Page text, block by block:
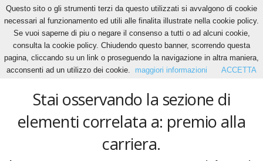
Home Tags Premio alla carriera
premio alla carriera
Stai osservando la sezione di
elementi correlata a: premio alla
carriera.
Questo sito o gli strumenti terzi da questo utilizzati si avvalgono di cookie
necessari al funzionamento ed utili alle finalita illustrate nella cookie policy.
Se vuoi saperne di piu o negare il consenso a tutti o ad alcuni cookie,
consulta la cookie policy. Chiudendo questo banner, scorrendo questa
pagina, cliccando su un link o proseguendo la navigazione in altra maniera,
acconsenti ad un utilizzo dei cookie.
maggiori informazioni ACCETTA